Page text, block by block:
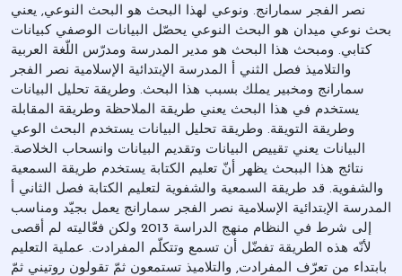
نصر الفجر سمارانج. ونوعي لهذا البحث هو البحث النوعي, يعني
بحث نوعي ميدان هو البحث النوعي يحصّل البيانات الوصفي كبيانات
كتابي. ومبحث هذا البحث هو مدير المدرسة ومدرّس اللّغة العربية
والتلاميذ فصل الثني أ المدرسة الإبتدائية الإسلامية نصر الفجر
سمارانج ومخبير يملك بسبب هذا البحث. وطريقة تحليل البيانات
يستخدم في هذا البحث يعني طريقة الملاحظة وطريقة المقابلة
وطريقة التويقة. وطريقة تحليل البيانات يستخدم البحث الوعي
البيانات يعني تقييص البيانات وتقديم البيانات وانسحاب الخلاصة.
نتائج هذا الببحث يظهر أنّ تعليم الكتابة يستخدم طريقة السمعية
والشفوية. قد طريقة السمعية والشفوية لتعليم الكتابة فصل الثاني أ
المدرسة الإبتدائية الإسلامية نصر الفجر سمارانج يعمل بجيّد ومناسب
إلى شرط في النظام منهج الدراسة 2013 ولكن فعّاليته لم أقصى
لأنّه هذه الطريقة تفضّل أن تسمع وتتكلّم المفرادت. عملية التعليم
بابتداء من تعرّف المفرادت, والتلاميذ تستمعون ثمّ تقولون روتيني ثمّ